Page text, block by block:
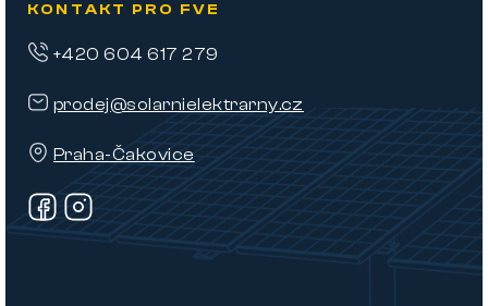
KONTAKT PRO FVE
prodej@solarnielektrarny.cz
Praha-Čakovice
+420 604 617 279